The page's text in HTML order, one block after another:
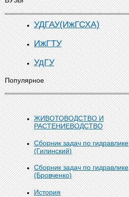
УДГАУ(ИжГСХА)
ИжГТУ
УдГУ
Популярное
ЖИВОТОВОДСТВО И
РАСТЕНИЕВОДСТВО
Сборник задач по гидравлике
(Гилинский)
Сборник задач по гидравлике
(Бровченко)
История